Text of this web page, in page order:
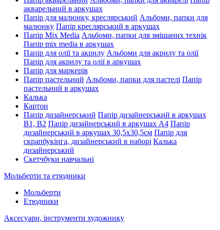
акварельний в аркушах
Папір для малюнку, креслярський Альбоми, папки для
малюнку Папір креслярський в аркушах
Папір Mix Media Альбоми, папки для змішаних технік
Папір mix media в аркушах
Папір для олії та акрилу Альбоми для акрилу та олії
Папір для акрилу та олії в аркушах
Папір для маркерів
Папір пастельний Альбоми, папки для пастелі Папір
пастельний в аркушах
Калька
Картон
Папір дизайнерський Папір дизайнерський в аркушах
В1, В2 Папір дизайнерський в аркушах А4 Папір
дизайнерський в аркушах 30,5х30,5см Папір для
скрапбукінга, дизайнерський в наборі Калька
дизайнерський
Скетчбуки навчальні
Мольберти та етюдники
Мольберти
Етюдники
Аксесуари, інструменти художнику